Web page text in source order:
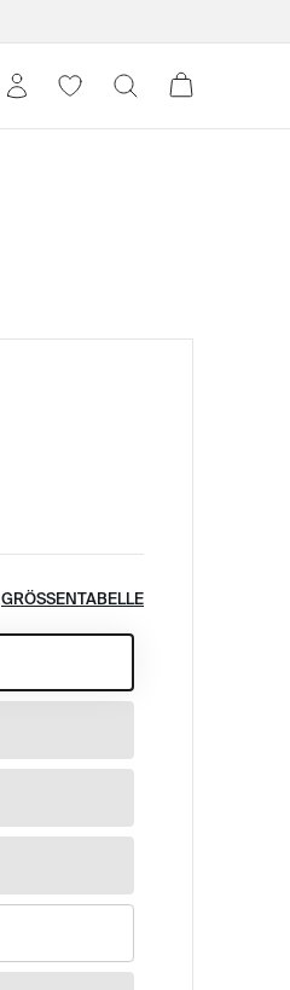
GRÖSSENTABELLE